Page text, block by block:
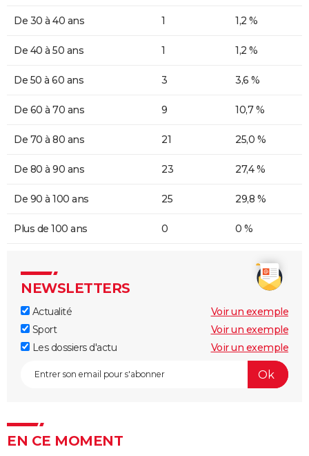
De 30 à 40 ans 1 1,2 %
De 40 à 50 ans 1 1,2 %
De 50 à 60 ans 3 3,6 %
De 60 à 70 ans 9 10,7 %
De 70 à 80 ans 21 25,0 %
De 80 à 90 ans 23 27,4 %
De 90 à 100 ans 25 29,8 %
Plus de 100 ans 0 0 %
NEWSLETTERS
Actualité
Voir un exemple
Sport
Voir un exemple
Les dossiers d'actu
Voir un exemple
EN CE MOMENT